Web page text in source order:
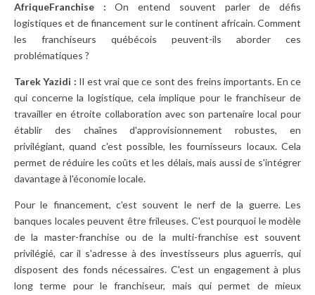
AfriqueFranchise : On entend souvent parler de défis
logistiques et de financement sur le continent africain. Comment
les franchiseurs québécois peuvent-ils aborder ces
problématiques ?
Tarek Yazidi : Il est vrai que ce sont des freins importants. En ce
qui concerne la logistique, cela implique pour le franchiseur de
travailler en étroite collaboration avec son partenaire local pour
établir des chaînes d'approvisionnement robustes, en
privilégiant, quand c'est possible, les fournisseurs locaux. Cela
permet de réduire les coûts et les délais, mais aussi de s'intégrer
davantage à l'économie locale.
Pour le financement, c'est souvent le nerf de la guerre. Les
banques locales peuvent être frileuses. C'est pourquoi le modèle
de la master-franchise ou de la multi-franchise est souvent
privilégié, car il s'adresse à des investisseurs plus aguerris, qui
disposent des fonds nécessaires. C'est un engagement à plus
long terme pour le franchiseur, mais qui permet de mieux